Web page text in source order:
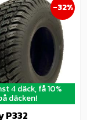
4 däck, få 10%
däcken!
P332
32%